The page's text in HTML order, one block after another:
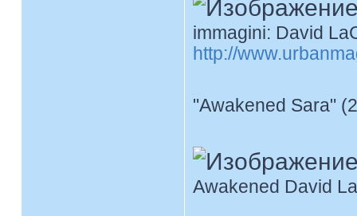
immagini: David
http://
"Awakened Sara"
Awakened David